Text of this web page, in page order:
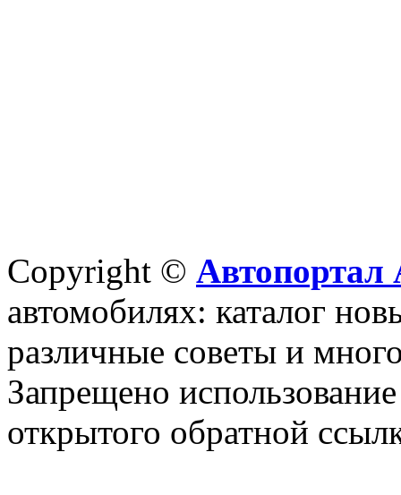
Copyright © Автопортал
автомобилях: каталог
различные советы и
Запрещено
открытого обратной